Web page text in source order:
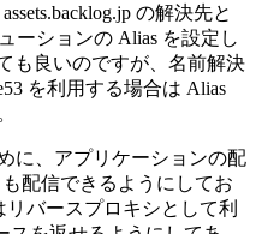
の解決先と
ーションの Alias を設定し
も良いのですが、名前解決
を利用する場合は Alias
に、アプリケーションの配
配信できるようにしてお
リバースプロキシとして利